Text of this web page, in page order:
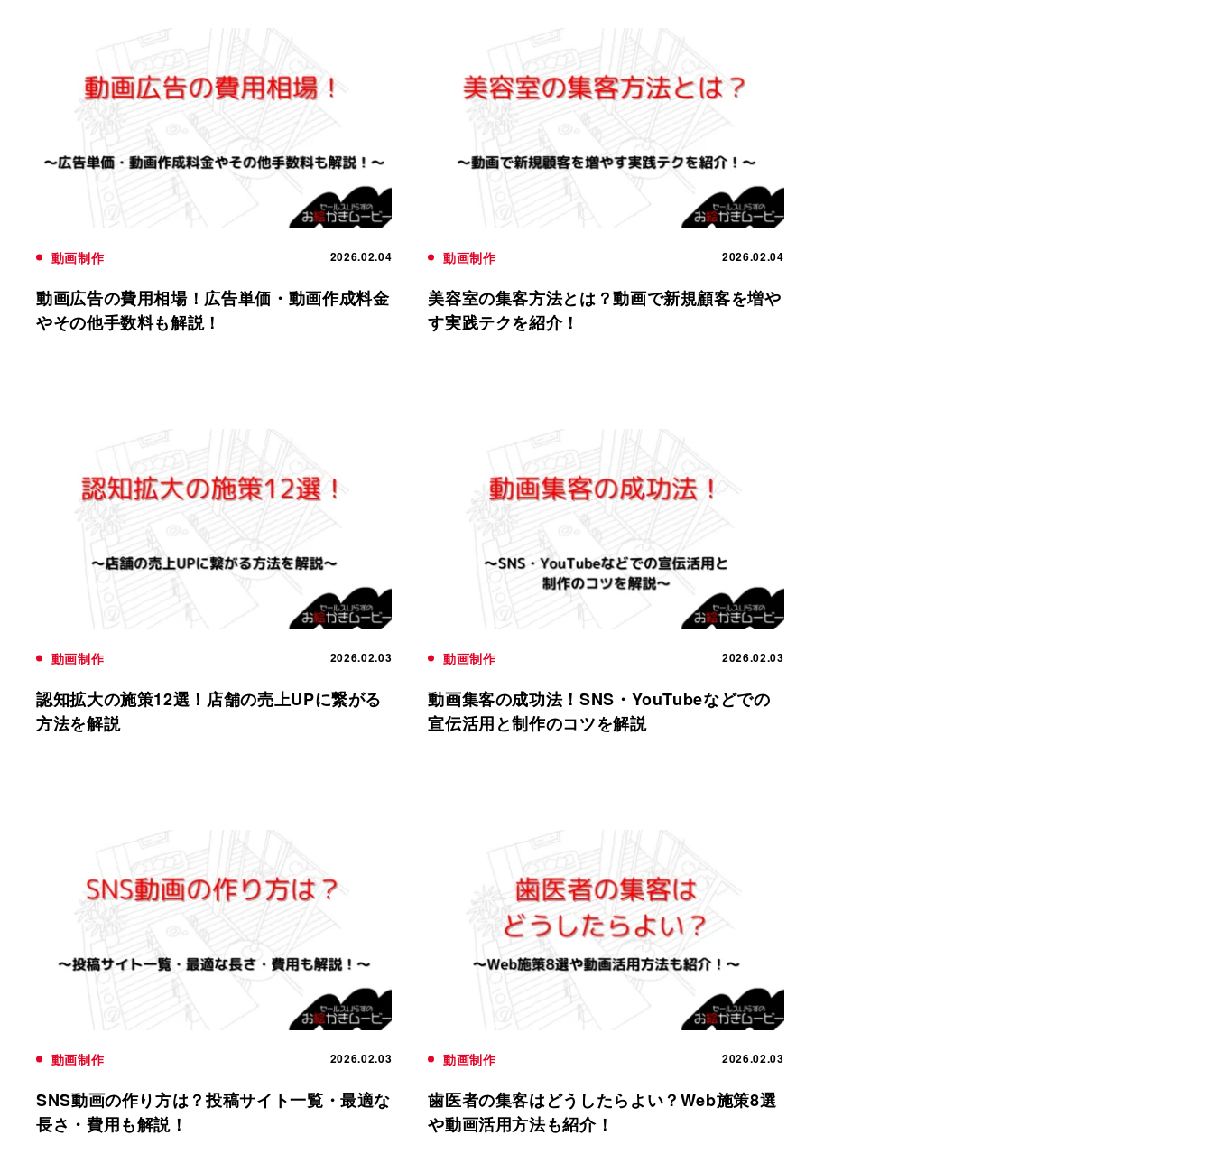
動画制作 2026.02.04
動画広告の費用相場！広告単価・動画作成料金
やその他手数料も解説！
動画制作 2026.02.04
美容室の集客方法とは？動画で新規顧客を増や
す実践テクを紹介！
動画制作 2026.02.03
認知拡大の施策12選！店舗の売上UPに繋がる
方法を解説
動画制作 2026.02.03
動画集客の成功法！SNS・YouTubeなどでの
宣伝活用と制作のコツを解説
動画制作 2026.02.03
SNS動画の作り方は？投稿サイト一覧・最適な
長さ・費用も解説！
動画制作 2026.02.03
歯医者の集客はどうしたらよい？Web施策8選
や動画活用方法も紹介！